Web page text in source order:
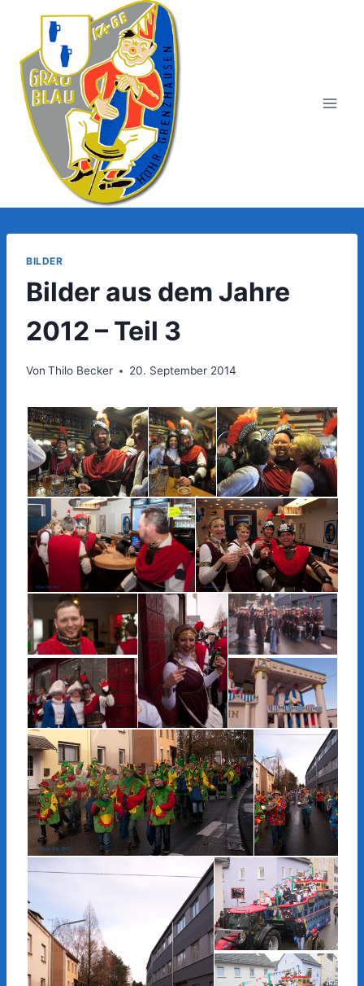
springen
BILDER
Bilder aus dem Jahre
2012 – Teil 3
Von Thilo Becker 20. September 2014